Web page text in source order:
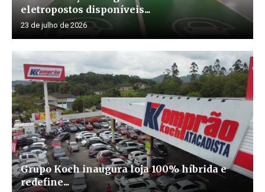
eletropostos disponíveis...
23 de julho de 2026
Grupo Koch inaugura loja 100% híbrida e
redefine...